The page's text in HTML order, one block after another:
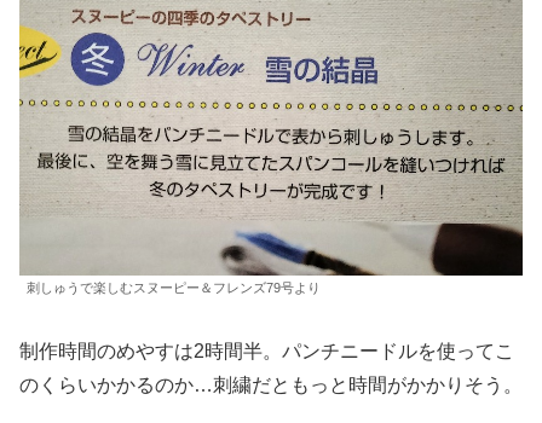
刺しゅうで楽しむスヌーピー＆フレンズ79号より
制作時間のめやすは2時間半。パンチニードルを使ってこ
のくらいかかるのか…刺繍だともっと時間がかかりそう。